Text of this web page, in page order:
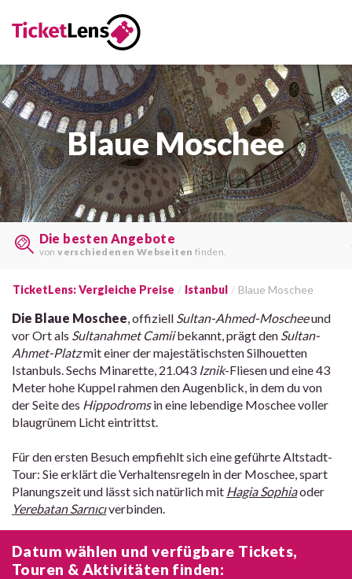
Blaue Moschee
Die besten Angebote
vonverschiedenen Webseiten finden.
TicketLens: Vergleiche Preise Istanbul Blaue Moschee
Die Blaue Moschee , offiziell Sultan-Ahmed-Moscheeund
vor Ort als Sultanahmet Camiibekannt, prägt den Sultan-
Ahmet-Platzmit einer der majestätischsten Silhouetten
Istanbuls. Sechs Minarette, 21.043 Iznik-Fliesen und eine 43
Meter hohe Kuppel rahmen den Augenblick, in dem du von
der Seite des Hippodromsin eine lebendige Moschee voller
blaugrünem Licht eintrittst.
Für den ersten Besuch empfiehlt sich eine geführte Altstadt-
Tour: Sie erklärt die Verhaltensregeln in der Moschee, spart
Planungszeit und lässt sich natürlich mit Hagia Sophiaoder
Yerebatan Sarnıcıverbinden.
Datum wählen und verfügbare Tickets,
Touren & Aktivitäten finden: